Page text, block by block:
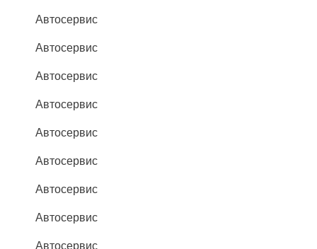
Автосервис
Автосервис
Автосервис
Автосервис
Автосервис
Автосервис
Автосервис
Автосервис